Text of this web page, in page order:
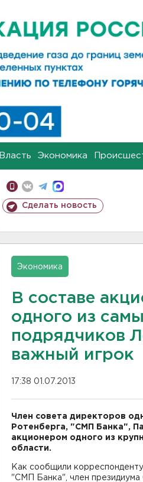
Власть Экономика
Сделать новость
Экономика
В составе
одного из
подрядчиков
важный игрок
17:38 01.07.2013
Член совета директоров
Ротенберга, "СМП Банка",
акционером одного из
области.
Как сообщили
"СМП Банка", член